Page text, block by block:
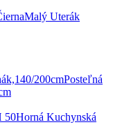
Malý Uterák
Posteľná
Horná Kuchynská